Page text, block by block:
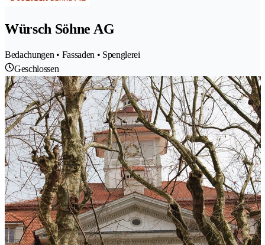
Würsch Söhne AG
Bedachungen • Fassaden • Spenglerei
Geschlossen